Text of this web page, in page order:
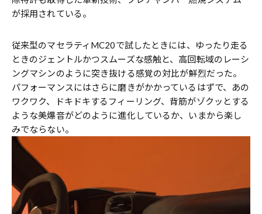
が採用されている。
従来型のマセラティMC20で試したときには、ゆったり走る
ときのジェントルかつスムーズな感触と、高回転域のレーシ
ングマシンのように突き抜ける感覚の対比が鮮烈だった。
パフォーマンスにはさらに磨きがかかっているはずで、あの
ワクワク、ドキドキするフィーリング、背筋がゾクッとする
ような美爆音がどのように進化しているか、いまから楽し
みでならない。